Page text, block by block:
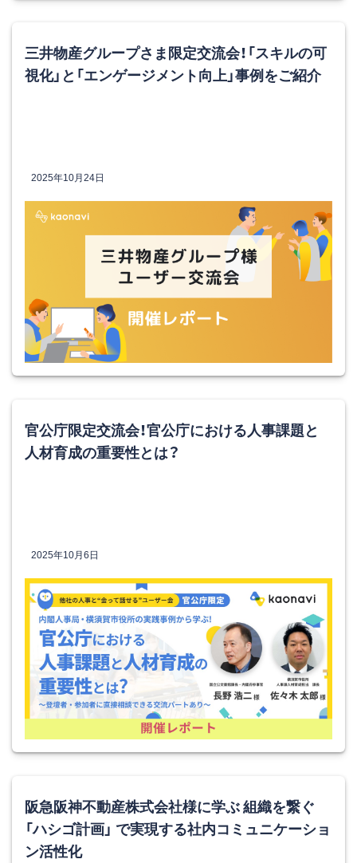
三井物産グループさま限定交流会！「スキルの可
視化」と「エンゲージメント向上」事例をご紹介
2025年10月24日
官公庁限定交流会！官公庁における人事課題と
人材育成の重要性とは？
2025年10月6日
阪急阪神不動産株式会社様に学ぶ 組織を繋ぐ
「ハシゴ計画」 で実現する社内コミュニケーショ
ン活性化